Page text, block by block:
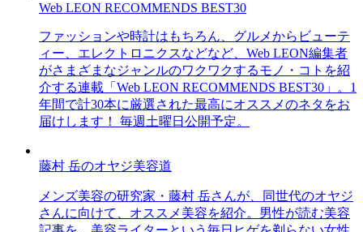
Web LEON RECOMMENDS BEST30
ファッションや時計はもちろん、グルメからビューテ
ィー、エレクトロニクスなどなど、Web LEON編集者
がさまざまなジャンルのワクワクするモノ・コトを紹
介する連載「Web LEON RECOMMENDS BEST30」。1
年間で計30本に厳選された最高にオススメのネタをお
届けします！ 毎週土曜日公開予定。
藤村 岳のオヤジ美容道
メンズ美容の研究家・藤村 岳さんが、同世代のオヤジ
さんに向けて、オススメ美容を紹介。男性が読む美容